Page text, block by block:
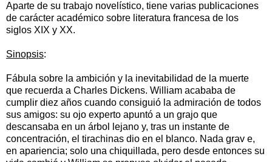
Aparte de su trabajo novelístico, tiene varias publicaciones
de carácter académico sobre literatura francesa de los
siglos XIX y XX.
Sinopsis:
Fábula sobre la ambición y la inevitabilidad de la muerte
que recuerda a Charles Dickens. William acababa de
cumplir diez años cuando consiguió la admiración de todos
sus amigos: su ojo experto apuntó a un grajo que
descansaba en un árbol lejano y, tras un instante de
concentración, el tirachinas dio en el blanco. Nada grav e,
en apariencia; solo una chiquillada, pero desde entonces su